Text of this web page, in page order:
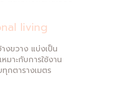
living
งขวาง แบ่งเป็น
มาะกับการใช้งาน
กตารางเมตร